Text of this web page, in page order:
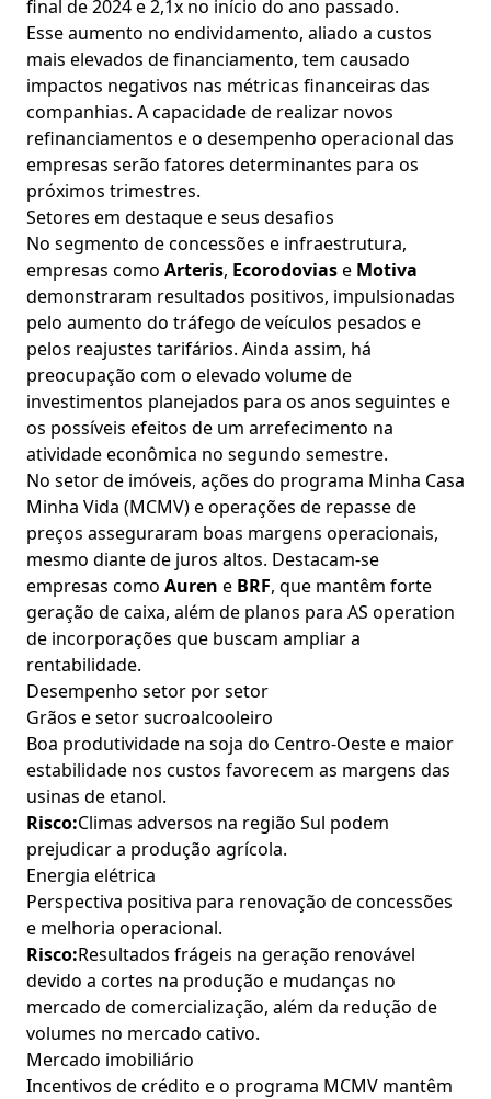
final de 2024 e 2,1x no início do ano passado.
Esse aumento no endividamento, aliado a custos
mais elevados de financiamento, tem causado
impactos negativos nas métricas financeiras das
companhias. A capacidade de realizar novos
refinanciamentos e o desempenho operacional das
empresas serão fatores determinantes para os
próximos trimestres.
Setores em destaque e seus desafios
No segmento de concessões e infraestrutura,
empresas como Arteris, Ecorodoviase Motiva
demonstraram resultados positivos, impulsionadas
pelo aumento do tráfego de veículos pesados e
pelos reajustes tarifários. Ainda assim, há
preocupação com o elevado volume de
investimentos planejados para os anos seguintes e
os possíveis efeitos de um arrefecimento na
atividade econômica no segundo semestre.
No setor de imóveis, ações do programa Minha Casa
Minha Vida (MCMV) e operações de repasse de
preços asseguraram boas margens operacionais,
mesmo diante de juros altos. Destacam-se
empresas como Auren e BRF, que mantêm forte
geração de caixa, além de planos para AS operation
de incorporações que buscam ampliar a
rentabilidade.
Desempenho setor por setor
Grãos e setor sucroalcooleiro
Boa produtividade na soja do Centro-Oeste e maior
estabilidade nos custos favorecem as margens das
usinas de etanol.
Risco:Climas adversos na região Sul podem
prejudicar a produção agrícola.
Energia elétrica
Perspectiva positiva para renovação de concessões
e melhoria operacional.
Risco:Resultados frágeis na geração renovável
devido a cortes na produção e mudanças no
mercado de comercialização, além da redução de
volumes no mercado cativo.
Mercado imobiliário
Incentivos de crédito e o programa MCMV mantêm